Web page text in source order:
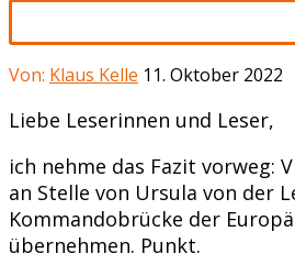
Von: Klaus Kelle 11. Oktober 2022
Liebe Leserinnen und Leser,
ich nehme das Fazit vorweg:
an Stelle von Ursula von der
Kommandobrücke der
übernehmen. Punkt.